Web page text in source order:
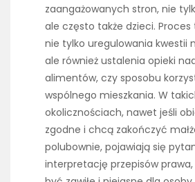
zaangażowanych stron, nie
ale często także dzieci.
nie tylko uregulowania kwestii
ale również ustalenia opieki
alimentów, czy sposobu
wspólnego mieszkania. W
okolicznościach, nawet jeśli
zgodne i chcą zakończyć
polubownie, pojawiają się
interpretację przepisów